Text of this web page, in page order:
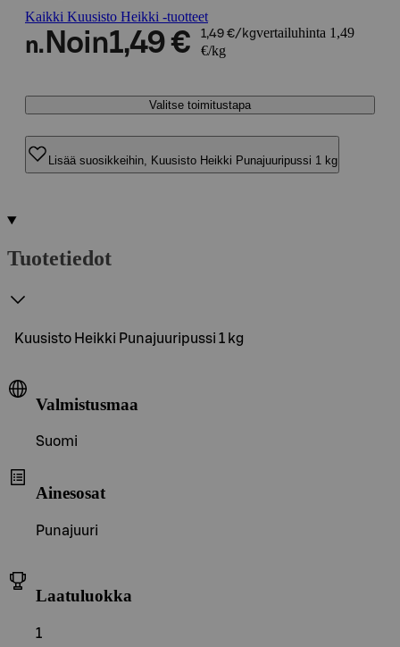
Kaikki Kuusisto Heikki -tuotteet
n. Noin1,49 € 1,49 €/kgvertailuhinta 1,49
€/kg
Valitse toimitustapa
Lisää suosikkeihin, Kuusisto Heikki Punajuuripussi 1 kg
Tuotetiedot
Kuusisto Heikki Punajuuripussi 1 kg
Valmistusmaa
Suomi
Ainesosat
Punajuuri
Laatuluokka
1